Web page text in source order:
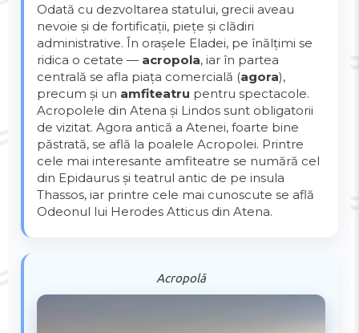
Odată cu dezvoltarea statului, grecii aveau
nevoie și de fortificații, piețe și clădiri
administrative. În orașele Eladei, pe înălțimi se
ridica o cetate — acropola, iar în partea
centrală se afla piața comercială (agora),
precum și un amfiteatru pentru spectacole.
Acropolele din Atena și Lindos sunt obligatorii
de vizitat. Agora antică a Atenei, foarte bine
păstrată, se află la poalele Acropolei. Printre
cele mai interesante amfiteatre se numără cel
din Epidaurus și teatrul antic de pe insula
Thassos, iar printre cele mai cunoscute se află
Odeonul lui Herodes Atticus din Atena.
Acropolă